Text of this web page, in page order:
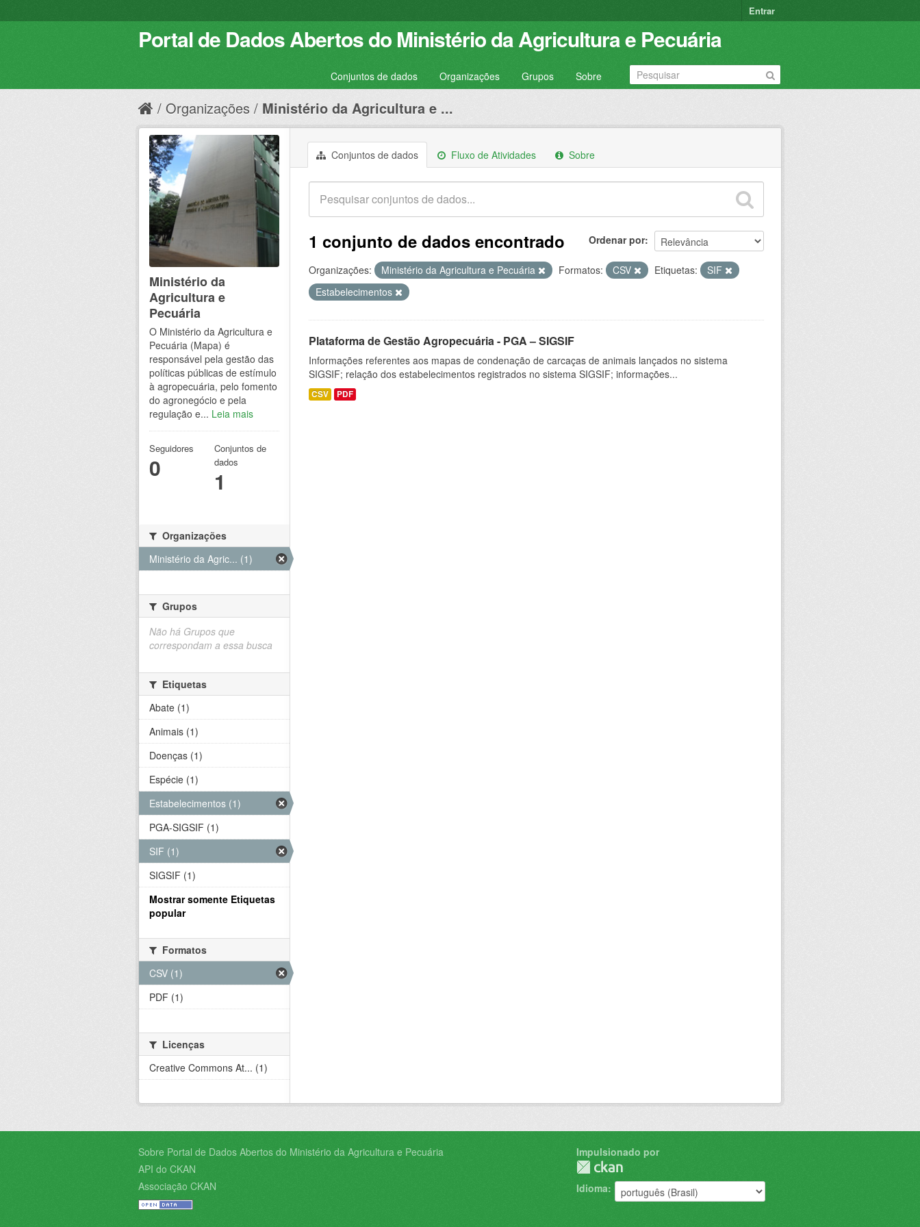
Entrar
Portal de Dados Abertos do Ministério da Agricultura e Pecuária
Conjuntos de dados Organizações Grupos Sobre
Organizações Ministério da Agricultura e ...
Conjuntos de dados Fluxo de Atividades Sobre
Ordenar por
1 conjunto de dados encontrado
Organizações: Ministério da Agricultura e Pecuária Formatos: CSV Etiquetas:
SIF
Estabelecimentos
Plataforma de Gestão Agropecuária - PGA – SIGSIF
Informações referentes aos mapas de condenação de carcaças de animais lançados no sistema
SIGSIF; relação dos estabelecimentos registrados no sistema SIGSIF; informações...
CSV PDF
Ministério da
Agricultura e
Pecuária
O Ministério da Agricultura e
Pecuária (Mapa) é
responsável pela gestão das
políticas públicas de estímulo
à agropecuária, pelo fomento
do agronegócio e pela
regulação e... Leia mais
Seguidores
0
Conjuntos de
dados
1
Organizações
Ministério da Agric... (1)
Grupos
Não há Grupos que
correspondam a essa busca
Etiquetas
Abate (1)
Animais (1)
Doenças (1)
Espécie (1)
Estabelecimentos (1)
PGA-SIGSIF (1)
SIF (1)
SIGSIF (1)
Mostrar somente Etiquetas
popular
Formatos
CSV (1)
PDF (1)
Licenças
Creative Commons At... (1)
Sobre Portal de Dados Abertos do Ministério da Agricultura e Pecuária
API do CKAN
Associação CKAN
Impulsionado por
Idioma